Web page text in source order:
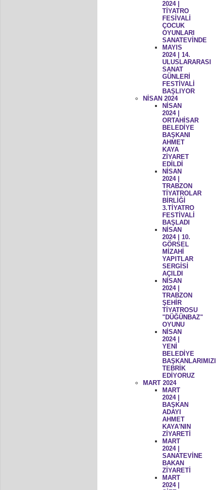
2024 |
TİYATRO
FESİVALİ
ÇOCUK
OYUNLARI
SANATEVİNDE
MAYIS
2024 | 14.
ULUSLARARASI
SANAT
GÜNLERİ
FESTİVALİ
BAŞLIYOR
NİSAN 2024
NİSAN
2024 |
ORTAHİSAR
BELEDİYE
BAŞKANI
AHMET
KAYA
ZİYARET
EDİLDİ
NİSAN
2024 |
TRABZON
TİYATROLAR
BİRLİĞİ
3.TİYATRO
FESTİVALİ
BAŞLADI
NİSAN
2024 | 10.
GÖRSEL
MİZAHİ
YAPITLAR
SERGİSİ
AÇILDI
NİSAN
2024 |
TRABZON
ŞEHİR
TİYATROSU
"DÜĞÜNBAZ"
OYUNU
NİSAN
2024 |
YENİ
BELEDİYE
BAŞKANLARIMIZI
TEBRİK
EDİYORUZ
MART 2024
MART
2024 |
BAŞKAN
ADAYI
AHMET
KAYA'NIN
ZİYARETİ
MART
2024 |
SANATEVİNE
BAKAN
ZİYARETİ
MART
2024 |